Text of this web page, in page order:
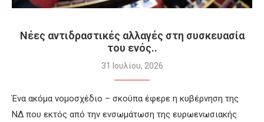
Νέες αντιδραστικές αλλαγές στη συσκευασία
του ενός..
31 Ιουλίου, 2026
Ένα ακόμα νομοσχέδιο – σκούπα έφερε η κυβέρνηση της
ΝΔ που εκτός από την ενσωμάτωση της ευρωενωσιακής